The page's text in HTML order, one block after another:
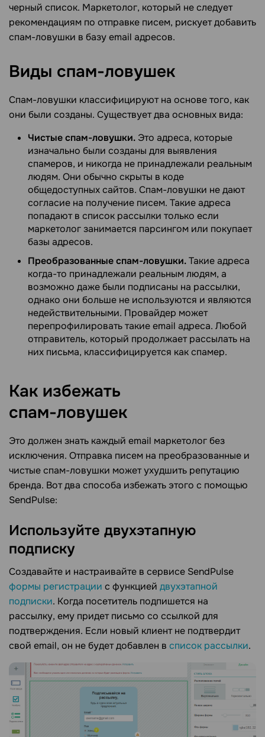
черный список. Маркетолог, который не следует
рекомендациям по отправке писем, рискует добавить
спам-ловушки в базу email адресов.
Виды спам-ловушек
Спам-ловушки классифицируют на основе того, как
они были созданы. Существует два основных вида:
Чистые спам-ловушки. Это адреса, которые
изначально были созданы для выявления
спамеров, и никогда не принадлежали реальным
людям. Они обычно скрыты в коде
общедоступных сайтов. Спам-ловушки не дают
согласие на получение писем. Такие адреса
попадают в список рассылки только если
маркетолог занимается парсингом или покупает
базы адресов.
Преобразованные спам-ловушки.Такие адреса
когда-то принадлежали реальным людям, а
возможно даже были подписаны на рассылки,
однако они больше не используются и являются
недействительными. Провайдер может
перепрофилировать такие email адреса. Любой
отправитель, который продолжает рассылать на
них письма, классифицируется как спамер.
Как избежать
спам-ловушек
Это должен знать каждый email маркетолог без
исключения. Отправка писем на преобразованные и
чистые спам-ловушки может ухудшить репутацию
бренда. Вот два способа избежать этого с помощью
SendPulse:
Используйте двухэтапную
подписку
Создавайте и настраивайте в сервисе SendPulse
формы регистрации с функцией двухэтапной
подписки. Когда посетитель подпишется на
рассылку, ему придет письмо со ссылкой для
подтверждения. Если новый клиент не подтвердит
свой email, он не будет добавлен в список рассылки.